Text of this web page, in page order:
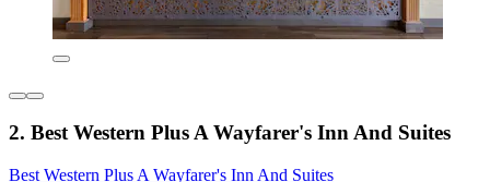
2. Best Western Plus A Wayfarer's Inn And Suites
Best Western Plus A Wayfarer's Inn And Suites